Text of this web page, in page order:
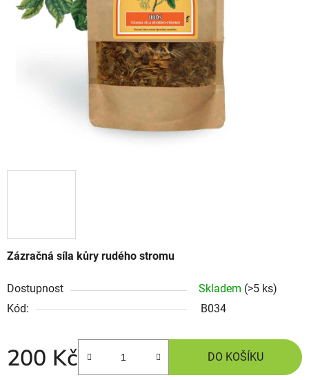
Zázračná síla kůry rudého stromu
Dostupnost Skladem (>5 ks)
Kód:
B034
200 Kč DO KOŠÍKU